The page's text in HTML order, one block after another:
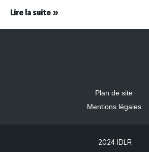
Lire la suite »
Plan de site
Mentions légales
2024 IDLR